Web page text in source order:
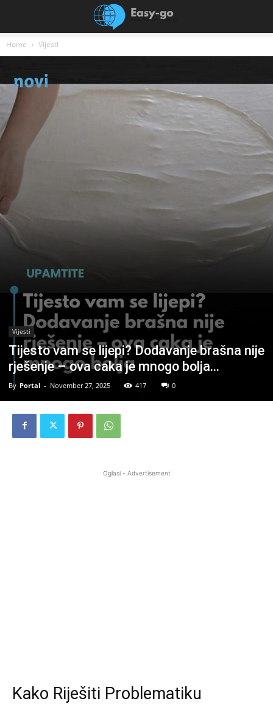
Home Vijesti
Vijesti
Tijesto vam se lijepi? Dodavanje brašna nije
rješenje – ova caka je mnogo bolja…
By Portal - November 27, 2025 417 0
Oglasi - Advertisement
Kako Riješiti Problematiku